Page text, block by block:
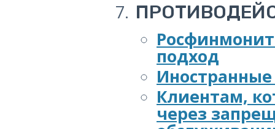
подход
Клиентам,
через